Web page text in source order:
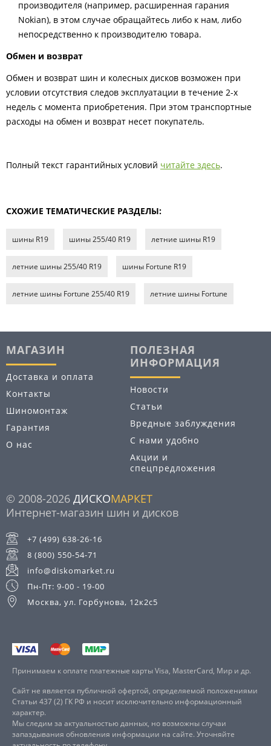
производителя (например, расширенная гарания
Nokian), в этом случае обращайтесь либо к нам, либо
непосредственно к производителю товара.
Обмен и возврат
Обмен и возврат шин и колесных дисков возможен при
условии отсутствия следов эксплуатации в течение 2-х
недель с момента приобретения. При этом транспортные
расходы на обмен и возврат несет покупатель.
Полный текст гарантийных условий читайте здесь.
СХОЖИЕ ТЕМАТИЧЕСКИЕ РАЗДЕЛЫ:
шины R19 шины 255/40 R19 летние шины R19
летние шины 255/40 R19 шины Fortune R19
летние шины Fortune 255/40 R19 летние шины Fortune
МАГАЗИН
Доставка и оплата
Контакты
Шиномонтаж
Гарантия
О нас
ПОЛЕЗНАЯ
ИНФОРМАЦИЯ
Новости
Статьи
Вредные заблуждения
С нами удобно
Акции и
спецпредложения
© 2008-2026 ДИСКОМАРКЕТ
Интернет-магазин шин и дисков
+7 (499) 638-26-16
8 (800) 550-54-71
info@diskomarket.ru
Пн-Пт: 9-00 - 19-00
Москва, ул. Горбунова, 12к2с5
Принимаем к оплате платежные карты Visa, MasterCard, Мир и др.
Сайт не является публичной офертой, определяемой положениями
Статьи 437 (2) ГК РФ и носит исключительно информационный
характер.
Мы следим за актуальностью данных, но возможны случаи
запаздывания обновления информации на сайте. Уточняйте